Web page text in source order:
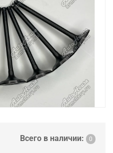
Всего в наличии: 0